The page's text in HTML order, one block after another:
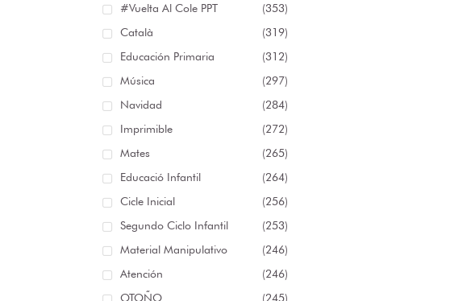
#Vuelta Al Cole PPT
(353)
Català
(319)
Educación Primaria
(312)
Música
(297)
Navidad
(284)
Imprimible
(272)
Mates
(265)
Educació Infantil
(264)
Cicle Inicial
(256)
Segundo Ciclo Infantil
(253)
Material Manipulativo
(246)
Atención
(246)
OTOÑO
(245)